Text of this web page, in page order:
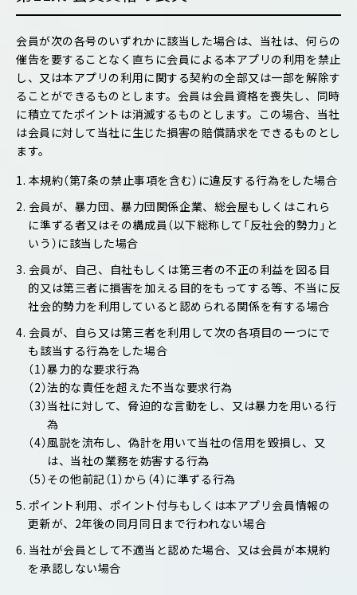
会員が次の各号のいずれかに該当した場合は、当社は、何らの
催告を要することなく直ちに会員による本アプリの利用を禁止
し、又は本アプリの利用に関する契約の全部又は一部を解除す
ることができるものとします。会員は会員資格を喪失し、同時
に積立てたポイントは消滅するものとします。この場合、当社
は会員に対して当社に生じた損害の賠償請求をできるものとし
ます。
1. 本規約（第7条の禁止事項を含む）に違反する行為をした場合
2. 会員が、暴力団、暴力団関係企業、総会屋もしくはこれら
に準ずる者又はその構成員（以下総称して「反社会的勢力」と
いう）に該当した場合
3. 会員が、自己、自社もしくは第三者の不正の利益を図る目
的又は第三者に損害を加える目的をもってする等、不当に反
社会的勢力を利用していると認められる関係を有する場合
4. 会員が、自ら又は第三者を利用して次の各項目の一つにで
も該当する行為をした場合
（1）暴力的な要求行為
（2）法的な責任を超えた不当な要求行為
（3）当社に対して、脅迫的な言動をし、又は暴力を用いる行
為
（4）風説を流布し、偽計を用いて当社の信用を毀損し、又
は、当社の業務を妨害する行為
（5）その他前記（1）から（4）に準ずる行為
5. ポイント利用、ポイント付与もしくは本アプリ会員情報の
更新が、2年後の同月同日まで行われない場合
6. 当社が会員として不適当と認めた場合、又は会員が本規約
を承認しない場合